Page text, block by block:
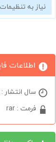
نیاز به
اطلاعات
سال انتشار : 2025
فرمت : rar